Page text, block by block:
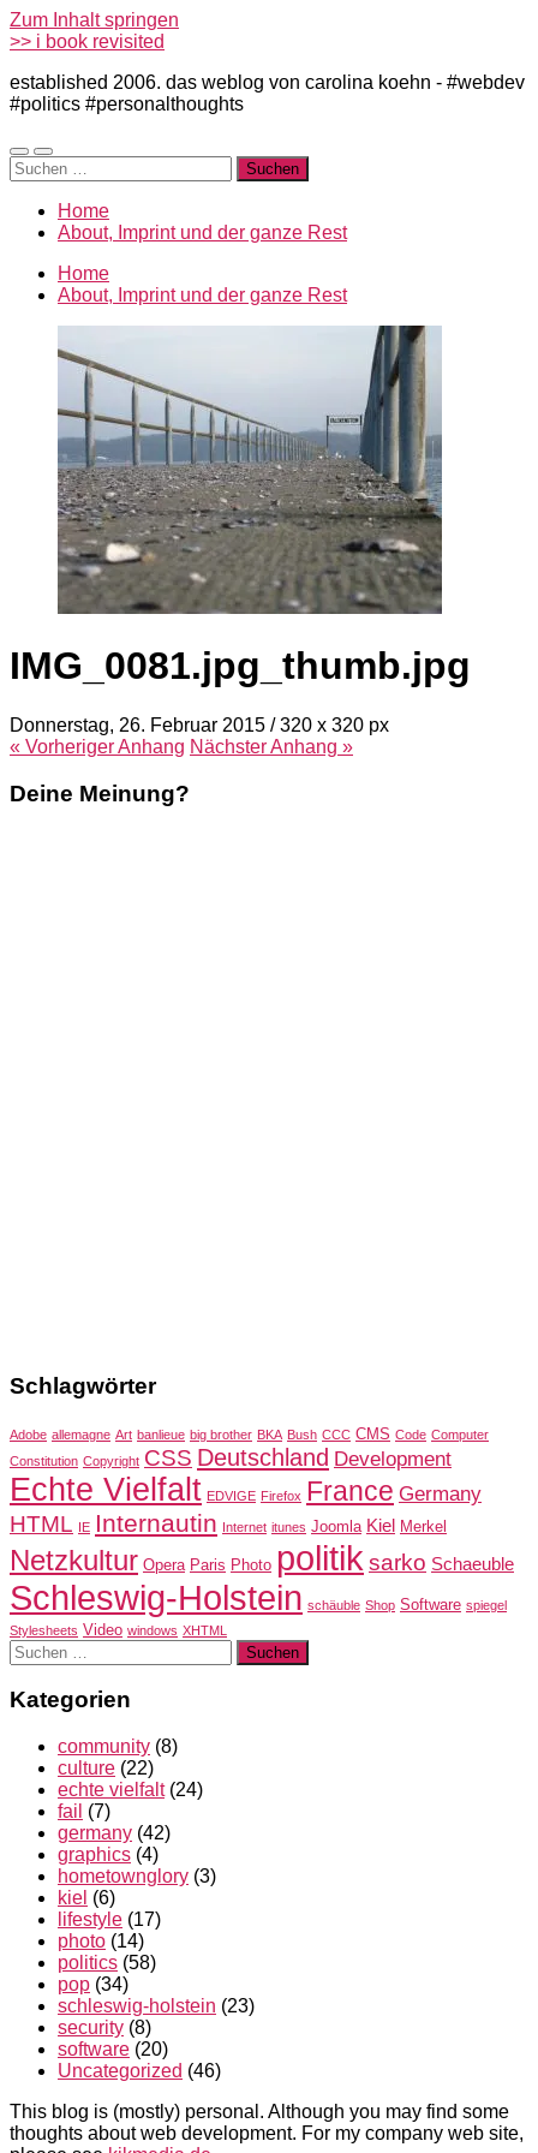
Zum Inhalt springen
>> i book revisited
established 2006. das weblog von carolina koehn - #webdev
#politics #personalthoughts
Mobile-
Menü
Suchfeld
ein-/ausblenden
Suchen
nach:
Home
About, Imprint und der ganze Rest
Home
About, Imprint und der ganze Rest
IMG_0081.jpg_thumb.jpg
Donnerstag, 26. Februar 2015 /320 x 320 px
« VorherigerAnhang NächsterAnhang »
Deine Meinung?
Schlagwörter
Adobe allemagne Art banlieue big brother BKA Bush CCC CMS Code Computer
Constitution Copyright CSS Deutschland Development
Echte Vielfalt EDVIGE Firefox France Germany
HTML IE Internautin Internet itunes Joomla Kiel Merkel
Netzkultur Opera Paris Photo politik sarko Schaeuble
Schleswig-Holstein schäuble Shop Software spiegel
Stylesheets Video windows XHTML
Suchen
nach:
Kategorien
community (8)
culture (22)
echte vielfalt(24)
fail (7)
germany (42)
graphics (4)
hometownglory (3)
kiel (6)
lifestyle (17)
photo (14)
politics (58)
pop (34)
schleswig-holstein (23)
security (8)
software (20)
Uncategorized (46)
This blog is (mostly) personal. Although you may find some
thoughts about web development. For my company web site,